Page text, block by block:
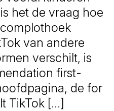
het de vraag hoe
van andere
verschilt, is
first-
de for
TikTok […]